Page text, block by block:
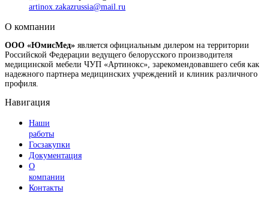
artinox.zakazrussia@mail.ru
О компании
ООО «ЮмисМед» является официальным дилером на территории
Российской Федерации ведущего белорусского производителя
медицинской мебели ЧУП «Артинокс», зарекомендовавшего себя как
надежного партнера медицинских учреждений и клиник различного
профиля.
Навигация
Наши
работы
Госзакупки
Документация
О
компании
Контакты